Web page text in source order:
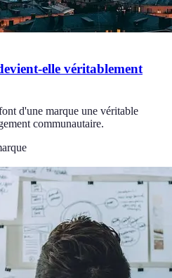
elle véritablement
d'une marque une véritable
communautaire.